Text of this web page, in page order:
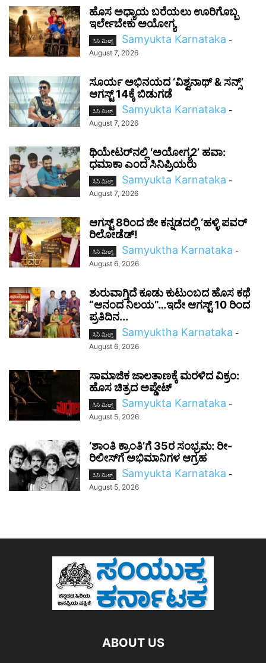
ಹೊಸ ಅಧ್ಯಾಯ ಬರೆಯಲು ಊರಿಗೊಬ್ಬ
ಇರ್ಲೇಬೇಕು ಅಯೋಗ್ಯ
ಸಿನಿ ಮಿಲ್ಸ್ Samyukta Karnataka -
August 7, 2026
ಸೂರ್ಯ ಅಭಿನಯದ ‘ವಿಶ್ವನಾಥ್ & ಸನ್ಸ್’
ಆಗಸ್ಟ್ 14ಕ್ಕೆ ಬಿಡುಗಡೆ
ಸಿನಿ ಮಿಲ್ಸ್ Samyukta Karnataka -
August 7, 2026
ಥಿಯೇಟರ್‌ನಲ್ಲಿ ‘ಅಯೋಗ್ಯ2’ ಹವಾ:
ಧಮಾಕಾ ಎಂದ ಸಿನಿಪ್ರಿಯರು
ಸಿನಿ ಮಿಲ್ಸ್ Samyukta Karnataka -
August 7, 2026
ಆಗಸ್ಟ್ 8ರಿಂದ ಜೀ ಕನ್ನಡದಲ್ಲಿ ‘ಹಳ್ಳಿ ಪವರ್
ರಿಲೋಡೆಡ್!
ಸಿನಿ ಮಿಲ್ಸ್ Samyuktha Karnataka -
August 6, 2026
ಶುರುವಾಗ್ತಿದೆ ಕೂಡು ಕುಟುಂಬದ ಹೊಸ ಕಥೆ
“ಆನಂದ ನಿಲಯ”…ಇದೇ ಆಗಸ್ಟ್ 10 ರಿಂದ
ಪ್ರತಿದಿನ...
ಸಿನಿ ಮಿಲ್ಸ್ Samyuktha Karnataka -
August 6, 2026
ಸಾಮಾಜಿಕ ಜಾಲತಾಣಕ್ಕೆ ಮರಳಿದ ವಿಕ್ರಂ:
ಹೊಸ ಚಿತ್ರದ ಅಪ್ಡೇಟ್
ಸಿನಿ ಮಿಲ್ಸ್ Samyukta Karnataka -
August 5, 2026
‘ಶಾಂತಿ ಕ್ರಾಂತಿ’ಗೆ 35ರ ಸಂಭ್ರಮ: ರೀ-
ರಿಲೀಸ್‌ಗೆ ಅಭಿಮಾನಿಗಳ ಆಗ್ರಹ
ಸಿನಿ ಮಿಲ್ಸ್ Samyukta Karnataka -
August 5, 2026
ABOUT US